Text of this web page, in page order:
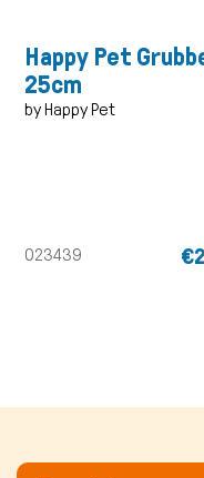
Happy Pet
25cm
by Happy Pet
023439